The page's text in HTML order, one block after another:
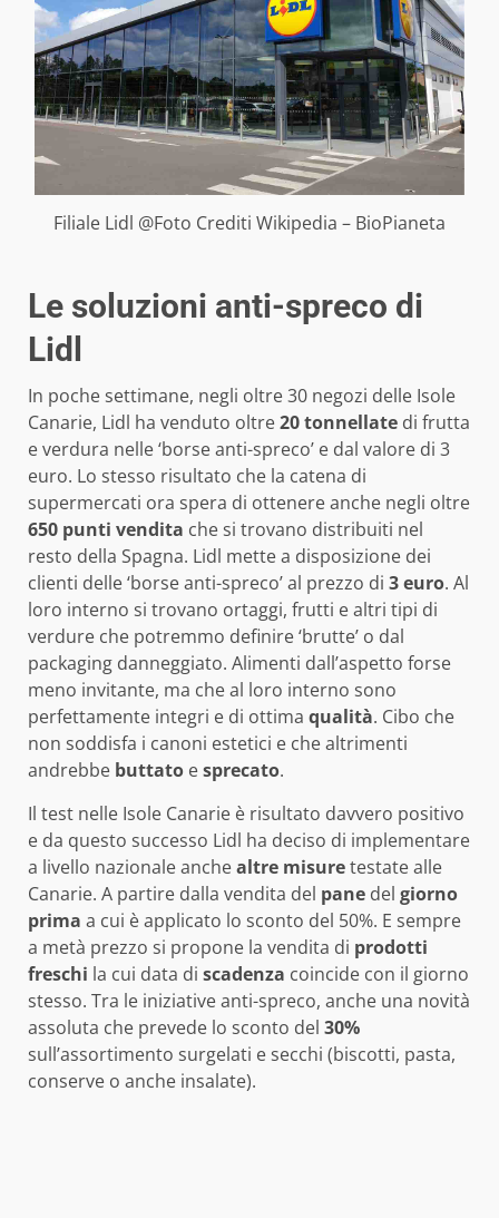
Filiale Lidl @Foto Crediti Wikipedia – BioPianeta
Le soluzioni anti-spreco di
Lidl
In poche settimane, negli oltre 30 negozi delle Isole
Canarie, Lidl ha venduto oltre20 tonnellate di frutta
e verdura nelle ‘borse anti-spreco’ e dal valore di 3
euro. Lo stesso risultato che la catena di
supermercati ora spera di ottenere anche negli oltre
650 punti vendita che si trovano distribuiti nel
resto della Spagna. Lidl mette a disposizione dei
clienti delle ‘borse anti-spreco’ al prezzo di 3 euro. Al
loro interno si trovano ortaggi, frutti e altri tipi di
verdure che potremmo definire ‘brutte’ o dal
packaging danneggiato. Alimenti dall’aspetto forse
meno invitante, ma che al loro interno sono
perfettamente integri e di ottima qualità. Cibo che
non soddisfa i canoni estetici e che altrimenti
andrebbe buttato esprecato.
Il test nelle Isole Canarie è risultato davvero positivo
e da questo successo Lidl ha deciso di implementare
a livello nazionale anchealtre misuretestate alle
Canarie. A partire dalla vendita del pane del giorno
prima a cui è applicato lo sconto del 50%. E sempre
a metà prezzo si propone la vendita di prodotti
freschi la cui data di scadenza coincide con il giorno
stesso. Tra le iniziative anti-spreco, anche una novità
assoluta che prevede lo sconto del 30%
sull’assortimento surgelati e secchi (biscotti, pasta,
conserve o anche insalate).